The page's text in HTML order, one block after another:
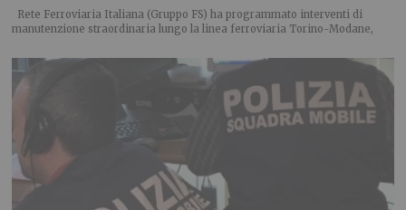
Rete Ferroviaria Italiana (Gruppo FS) ha programmato interventi di
manutenzione straordinaria lungo la linea ferroviaria Torino-Modane,